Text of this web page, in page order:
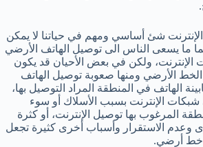
شئ أساسي ومهم في حياتنا لا يمكن
ما يسعى الناس الى توصيل الهاتف الأرضي
الإنترنت، ولكن في بعض الأحيان قد يكون
الأرضي ومنها صعوبة توصيل الهاتف
الهاتف في المنطقة المراد التوصيل بها،
شبكات الإنترنت بسبب الأسلاك أو سوء
المرغوب بها توصيل الإنترنت، أو كثرة
وعدم الاستقرار وأسباب أخرى كثيرة تجعل
خط أرضي.